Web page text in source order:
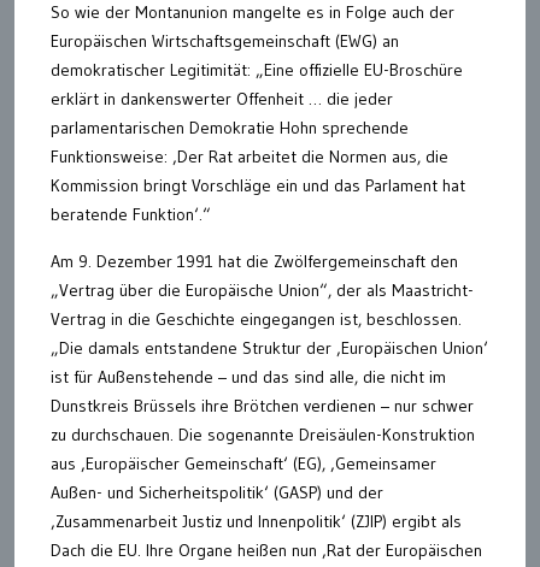
So wie der Montanunion mangelte es in Folge auch der
Europäischen Wirtschaftsgemeinschaft (EWG) an
demokratischer Legitimität: „Eine offizielle EU-Broschüre
erklärt in dankenswerter Offenheit … die jeder
parlamentarischen Demokratie Hohn sprechende
Funktionsweise: ‚Der Rat arbeitet die Normen aus, die
Kommission bringt Vorschläge ein und das Parlament hat
beratende Funktion‘.“
Am 9. Dezember 1991 hat die Zwölfergemeinschaft den
„Vertrag über die Europäische Union“, der als Maastricht-
Vertrag in die Geschichte eingegangen ist, beschlossen.
„Die damals entstandene Struktur der ‚Europäischen Union‘
ist für Außenstehende – und das sind alle, die nicht im
Dunstkreis Brüssels ihre Brötchen verdienen – nur schwer
zu durchschauen. Die sogenannte Dreisäulen-Konstruktion
aus ‚Europäischer Gemeinschaft‘ (EG), ‚Gemeinsamer
Außen- und Sicherheitspolitik‘ (GASP) und der
‚Zusammenarbeit Justiz und Innenpolitik‘ (ZJIP) ergibt als
Dach die EU. Ihre Organe heißen nun ‚Rat der Europäischen